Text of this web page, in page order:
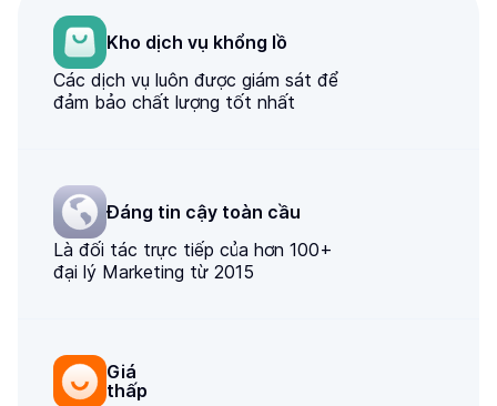
Kho dịch vụ khổng lồ
Các dịch vụ luôn được giám sát để
đảm bảo chất lượng tốt nhất
Đáng tin cậy toàn cầu
Là đối tác trực tiếp của hơn 100+
đại lý Marketing từ 2015
Giá
thấp